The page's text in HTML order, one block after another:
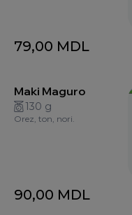
79,00 MDL
Maki Maguro
130 g
Orez, ton, nori.
90,00 MDL